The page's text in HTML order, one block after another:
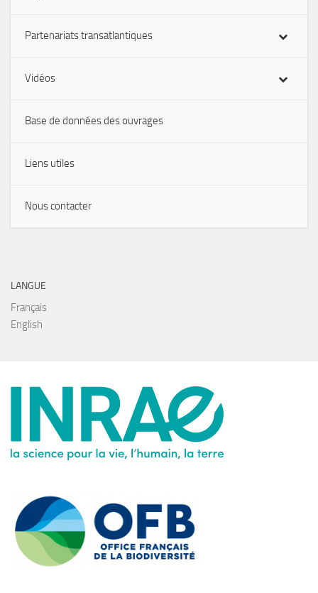
Partenariats transatlantiques
Vidéos
Base de données des ouvrages
Liens utiles
Nous contacter
LANGUE
Français
English